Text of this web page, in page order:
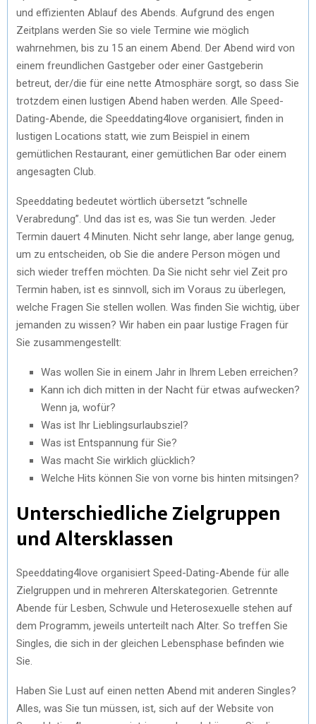
und effizienten Ablauf des Abends. Aufgrund des engen
Zeitplans werden Sie so viele Termine wie möglich
wahrnehmen, bis zu 15 an einem Abend. Der Abend wird von
einem freundlichen Gastgeber oder einer Gastgeberin
betreut, der/die für eine nette Atmosphäre sorgt, so dass Sie
trotzdem einen lustigen Abend haben werden. Alle Speed-
Dating-Abende, die Speeddating4love organisiert, finden in
lustigen Locations statt, wie zum Beispiel in einem
gemütlichen Restaurant, einer gemütlichen Bar oder einem
angesagten Club.
Speeddating bedeutet wörtlich übersetzt “schnelle
Verabredung”. Und das ist es, was Sie tun werden. Jeder
Termin dauert 4 Minuten. Nicht sehr lange, aber lange genug,
um zu entscheiden, ob Sie die andere Person mögen und
sich wieder treffen möchten. Da Sie nicht sehr viel Zeit pro
Termin haben, ist es sinnvoll, sich im Voraus zu überlegen,
welche Fragen Sie stellen wollen. Was finden Sie wichtig, über
jemanden zu wissen? Wir haben ein paar lustige Fragen für
Sie zusammengestellt:
Was wollen Sie in einem Jahr in Ihrem Leben erreichen?
Kann ich dich mitten in der Nacht für etwas aufwecken?
Wenn ja, wofür?
Was ist Ihr Lieblingsurlaubsziel?
Was ist Entspannung für Sie?
Was macht Sie wirklich glücklich?
Welche Hits können Sie von vorne bis hinten mitsingen?
Unterschiedliche Zielgruppen
und Altersklassen
Speeddating4love organisiert Speed-Dating-Abende für alle
Zielgruppen und in mehreren Alterskategorien. Getrennte
Abende für Lesben, Schwule und Heterosexuelle stehen auf
dem Programm, jeweils unterteilt nach Alter. So treffen Sie
Singles, die sich in der gleichen Lebensphase befinden wie
Sie.
Haben Sie Lust auf einen netten Abend mit anderen Singles?
Alles, was Sie tun müssen, ist, sich auf der Website von